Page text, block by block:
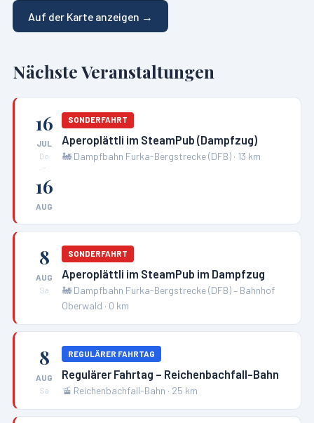
Auf der Karte anzeigen →
Nächste Veranstaltungen
16
JUL
Do
–
16
AUG
SONDERFAHRT
Aperoplättli im SteamPub (Dampfzug)
🚂 Dampfbahn Furka-Bergstrecke (DFB) · 13 km
8
AUG
Sa
SONDERFAHRT
Aperoplättli im SteamPub im Dampfzug
🚂 Dampfbahn Furka-Bergstrecke (DFB) – Bahnhof
Oberwald · 0 km
8
AUG
Sa
REGULÄRER FAHRTAG
Regulärer Fahrtag – Reichenbachfall-Bahn
🚡 Reichenbachfall-Bahn · 25 km